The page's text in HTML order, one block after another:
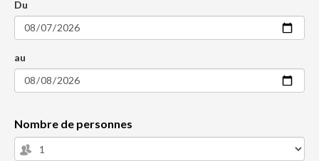
Du
au
Nombre de personnes